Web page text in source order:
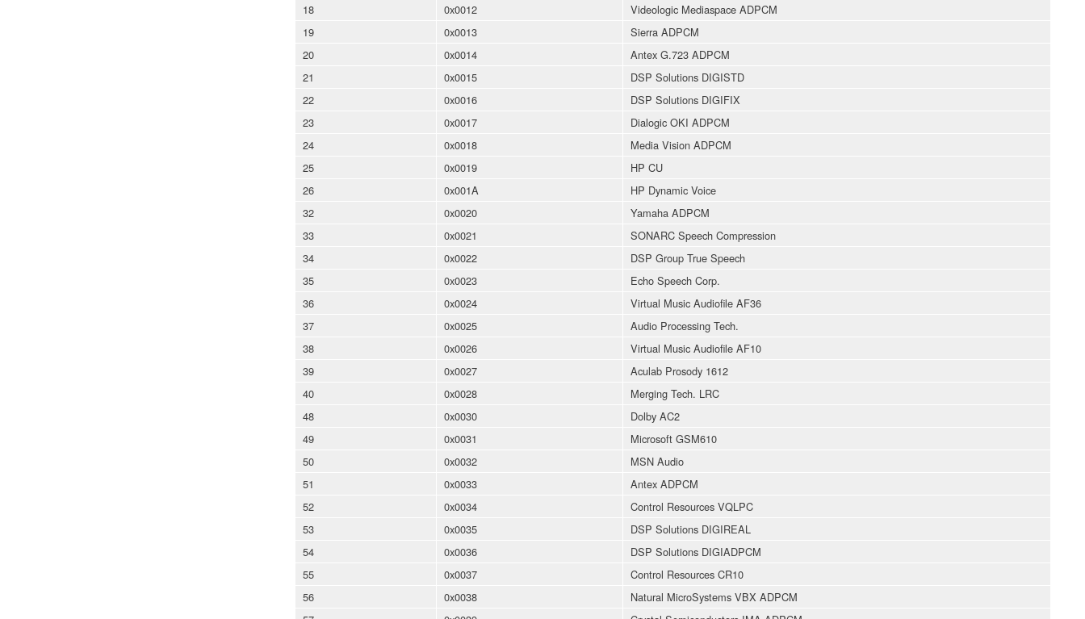
18
0x0012
Videologic Mediaspace ADPCM
19
0x0013
Sierra ADPCM
20
0x0014
Antex G.723 ADPCM
21
0x0015
DSP Solutions DIGISTD
22
0x0016
DSP Solutions DIGIFIX
23
0x0017
Dialogic OKI ADPCM
24
0x0018
Media Vision ADPCM
25
0x0019
HP CU
26
0x001A
HP Dynamic Voice
32
0x0020
Yamaha ADPCM
33
0x0021
SONARC Speech Compression
34
0x0022
DSP Group True Speech
35
0x0023
Echo Speech Corp.
36
0x0024
Virtual Music Audiofile AF36
37
0x0025
Audio Processing Tech.
38
0x0026
Virtual Music Audiofile AF10
39
0x0027
Aculab Prosody 1612
40
0x0028
Merging Tech. LRC
48
0x0030
Dolby AC2
49
0x0031
Microsoft GSM610
50
0x0032
MSN Audio
51
0x0033
Antex ADPCM
52
0x0034
Control Resources VQLPC
53
0x0035
DSP Solutions DIGIREAL
54
0x0036
DSP Solutions DIGIADPCM
55
0x0037
Control Resources CR10
56
0x0038
Natural MicroSystems VBX ADPCM